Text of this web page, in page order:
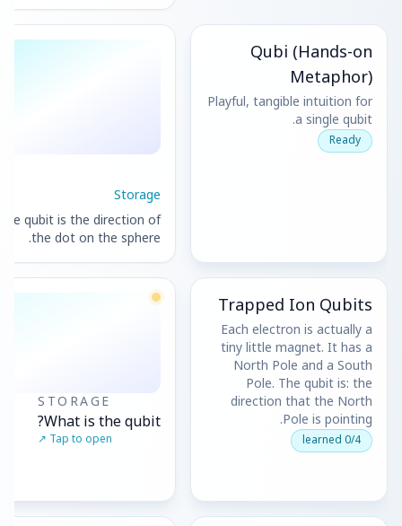
Undergraduate Quantum Education
الورقة التقنية
الموارد
دليل المستخدم
الحواسيب الكمومية
التعلم
الفعاليات
الجداول الزمنية
المجتمعات
الأمن الكمومي
من نحن
فريقنا
Qubi (Hands-on
Metaphor)
Playful, tangible intuition for
a single qubit.
Ready
Storage
qubit is the direction of
the dot on the sphere.
Trapped Ion Qubits
Each electron is actually a
tiny little magnet. It has a
North Pole and a South
Pole. The qubit is: the
direction that the North
Pole is pointing.
0/4 learned
STORAGE
What is the qubit?
Tap to open ↗